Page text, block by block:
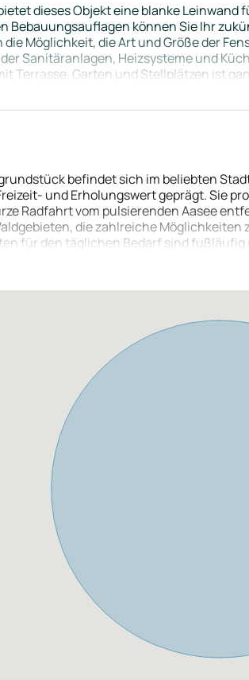
dieses Objekt eine blanke
Bebauungsauflagen können Sie Ihr
Möglichkeit, die Art und Größe der
Sanitäranlagen, Heizsysteme und
Terrasse, Garten und Stellplätzen ist
Entspannen oder Stellplätze für Ihre
befindet sich im beliebten
und Erholungswert geprägt. Sie
Radfahrt vom pulsierenden Aasee
die zahlreiche
für den täglichen Bedarf sind
von mehreren Kitas und Schulen
fußläufig erreichbar und die Autobahn